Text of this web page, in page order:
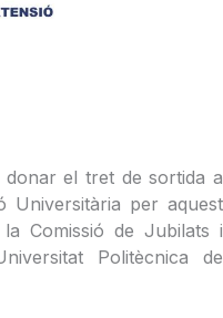
el tret de sortida a
Universitària per aquest
Comissió de Jubilats i
Politècnica de